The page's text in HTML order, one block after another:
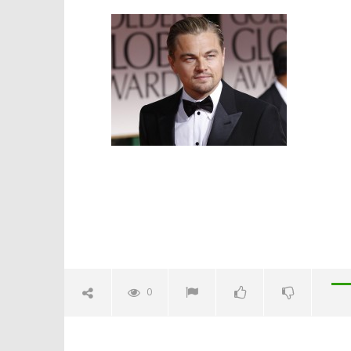
08/03/2016
letizia
0